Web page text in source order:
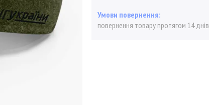
повернення товару протягом 14 днів